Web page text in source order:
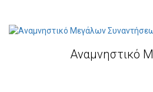
Αναμνηστικό